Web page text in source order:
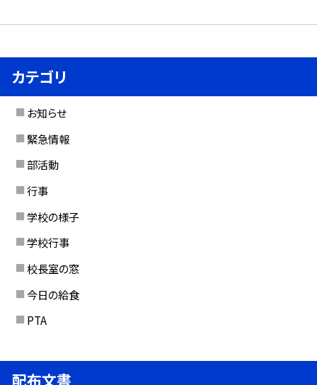
カテゴリ
お知らせ
緊急情報
部活動
行事
学校の様子
学校行事
校長室の窓
今日の給食
PTA
配布文書